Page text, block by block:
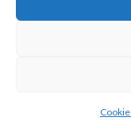
Garbini, 29/G -